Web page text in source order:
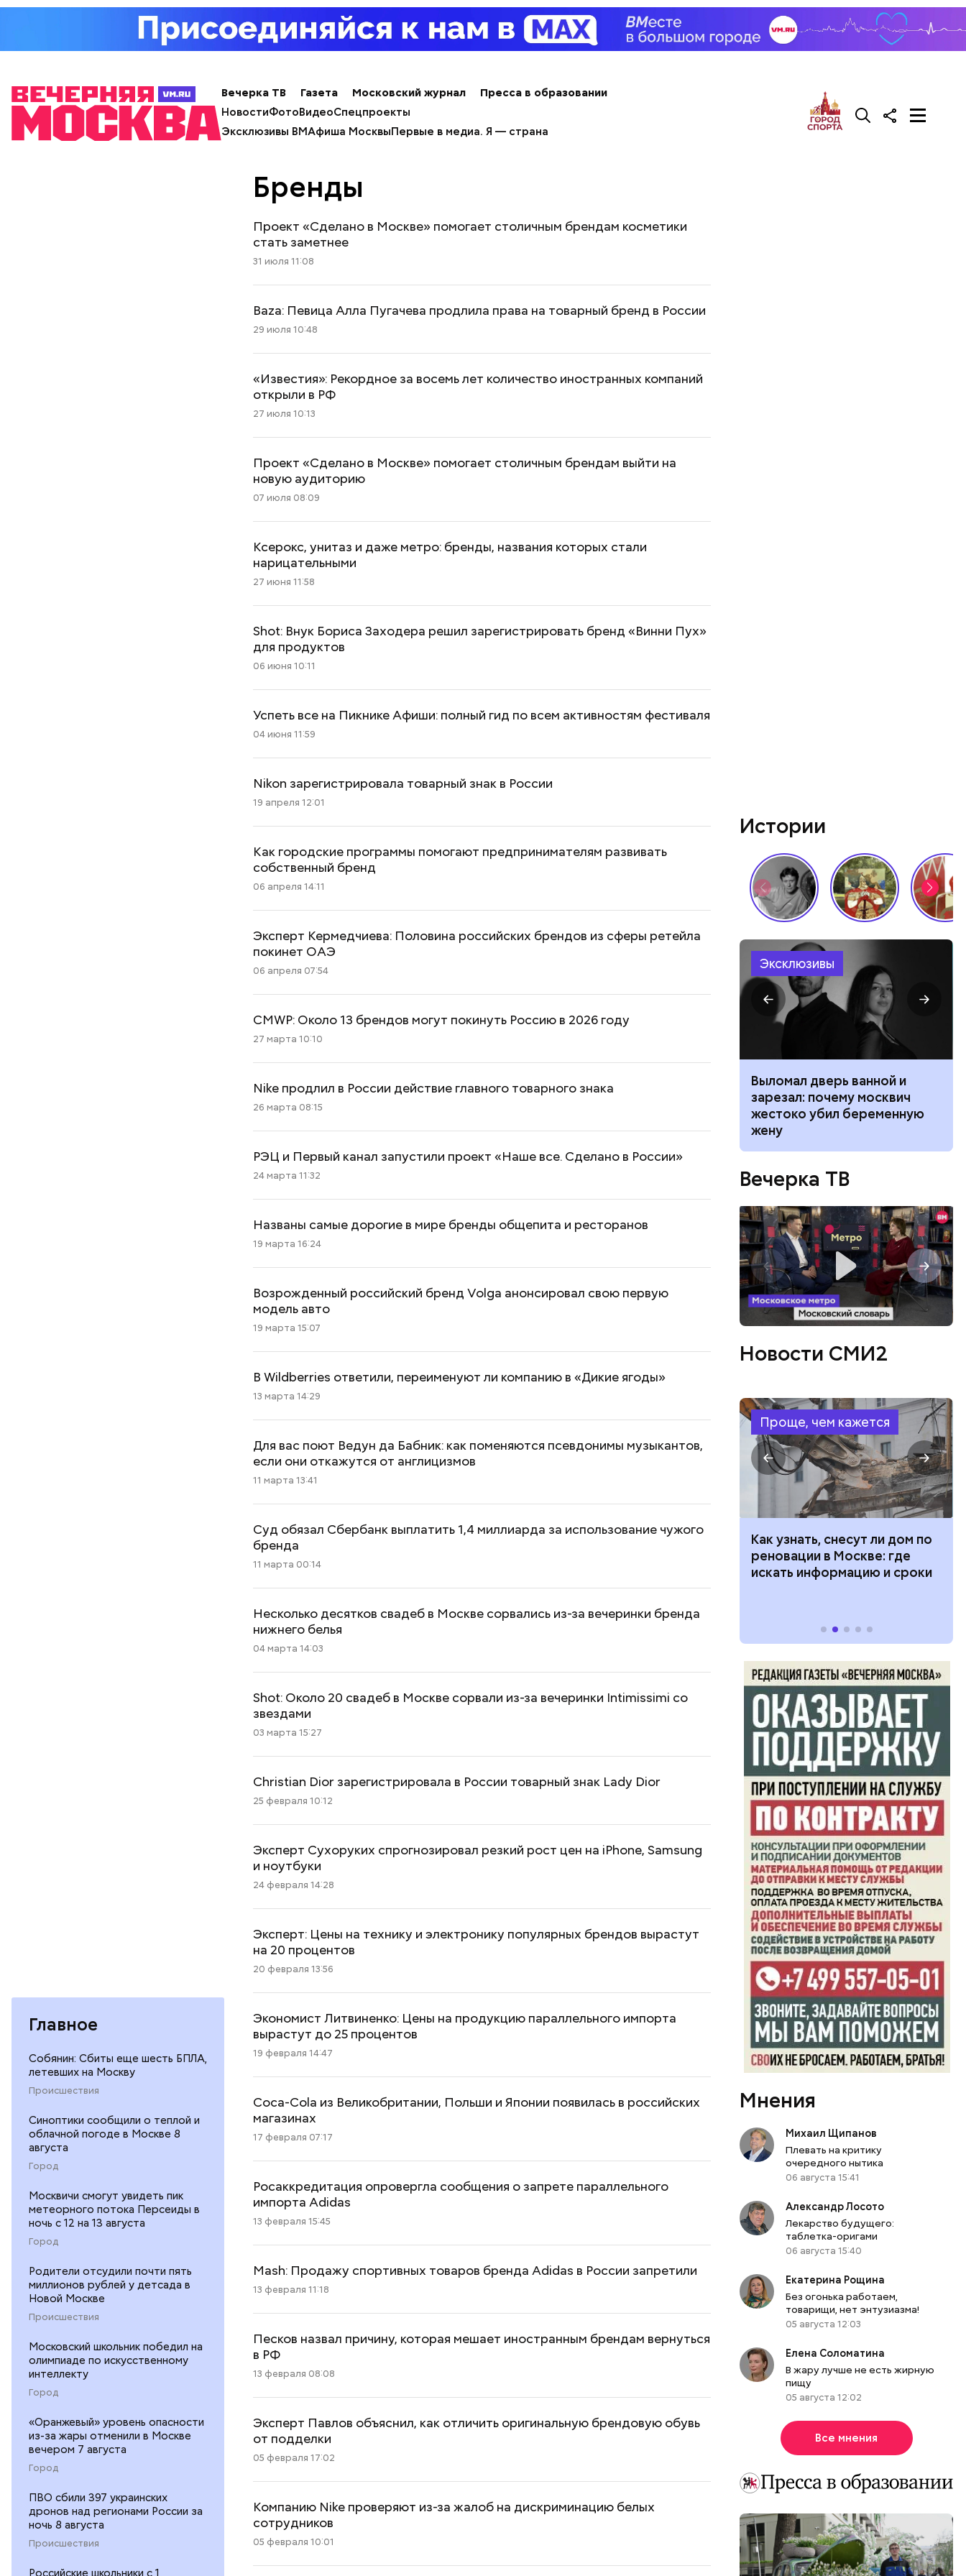
Вечерка ТВ Газета Московский журнал
Пресса в образовании
НовостиФотоВидеоСпецпроекты
Эксклюзивы ВМАфиша МосквыПервые в медиа. Я — страна
Главное
Собянин: Сбиты еще шесть БПЛА,
летевших на Москву
Происшествия
Синоптики сообщили о теплой и
облачной погоде в Москве 8
августа
Город
Москвичи смогут увидеть пик
метеорного потока Персеиды в
ночь с 12 на 13 августа
Город
Родители отсудили почти пять
миллионов рублей у детсада в
Новой Москве
Происшествия
Московский школьник победил на
олимпиаде по искусственному
интеллекту
Город
«Оранжевый» уровень опасности
из-за жары отменили в Москве
вечером 7 августа
Город
ПВО сбили 397 украинских
дронов над регионами России за
ночь 8 августа
Происшествия
Бренды
Проект «Сделано в Москве» помогает столичным брендам косметики
стать заметнее
31 июля 11:08
Baza: Певица Алла Пугачева продлила права на товарный бренд в России
29 июля 10:48
«Известия»: Рекордное за восемь лет количество иностранных компаний
открыли в РФ
27 июля 10:13
Проект «Сделано в Москве» помогает столичным брендам выйти на
новую аудиторию
07 июля 08:09
Ксерокс, унитаз и даже метро: бренды, названия которых стали
нарицательными
27 июня 11:58
Shot: Внук Бориса Заходера решил зарегистрировать бренд «Винни Пух»
для продуктов
06 июня 10:11
Успеть все на Пикнике Афиши: полный гид по всем активностям фестиваля
04 июня 11:59
Nikon зарегистрировала товарный знак в России
19 апреля 12:01
Как городские программы помогают предпринимателям развивать
собственный бренд
06 апреля 14:11
Эксперт Кермедчиева: Половина российских брендов из сферы ретейла
покинет ОАЭ
06 апреля 07:54
CMWP: Около 13 брендов могут покинуть Россию в 2026 году
27 марта 10:10
Nike продлил в России действие главного товарного знака
26 марта 08:15
РЭЦ и Первый канал запустили проект «Наше все. Сделано в России»
24 марта 11:32
Названы самые дорогие в мире бренды общепита и ресторанов
19 марта 16:24
Возрожденный российский бренд Volga анонсировал свою первую
модель авто
19 марта 15:07
В Wildberries ответили, переименуют ли компанию в «Дикие ягоды»
13 марта 14:29
Для вас поют Ведун да Бабник: как поменяются псевдонимы музыкантов,
если они откажутся от англицизмов
11 марта 13:41
Суд обязал Сбербанк выплатить 1,4 миллиарда за использование чужого
бренда
11 марта 00:14
Несколько десятков свадеб в Москве сорвались из-за вечеринки бренда
нижнего белья
04 марта 14:03
Shot: Около 20 свадеб в Москве сорвали из-за вечеринки Intimissimi со
звездами
03 марта 15:27
Christian Dior зарегистрировала в России товарный знак Lady Dior
25 февраля 10:12
Эксперт Сухоруких спрогнозировал резкий рост цен на iPhone, Samsung
и ноутбуки
24 февраля 14:28
Эксперт: Цены на технику и электронику популярных брендов вырастут
на 20 процентов
20 февраля 13:56
Экономист Литвиненко: Цены на продукцию параллельного импорта
вырастут до 25 процентов
19 февраля 14:47
Coca-Cola из Великобритании, Польши и Японии появилась в российских
магазинах
17 февраля 07:17
Росаккредитация опровергла сообщения о запрете параллельного
импорта Adidas
13 февраля 15:45
Mash: Продажу спортивных товаров бренда Adidas в России запретили
13 февраля 11:18
Песков назвал причину, которая мешает иностранным брендам вернуться
в РФ
13 февраля 08:08
Эксперт Павлов объяснил, как отличить оригинальную брендовую обувь
от подделки
05 февраля 17:02
Компанию Nike проверяют из-за жалоб на дискриминацию белых
сотрудников
05 февраля 10:01
Истории
Эксклюзивы
Дебошир и «гроза»
силовиков: кто такой Роберт
освободить США
украшу: тренды маникюра в
Выломал дверь ванной и
зарезал: почему москвич
жестоко убил беременную
жену
Вечерка ТВ
Новости СМИ2
Проще, чем кажется
Как поменять батареи дома и
Как получить до 100 тысяч
претендовать и какие нужны
Как узнать, снесут ли дом по
реновации в Москве: где
искать информацию и сроки
Мнения
Михаил Щипанов
Плевать на критику
очередного нытика
06 августа 15:41
Александр Лосото
Лекарство будущего:
таблетка-оригами
06 августа 15:40
Екатерина Рощина
Без огонька работаем,
товарищи, нет энтузиазма!
05 августа 12:03
Елена Соломатина
В жару лучше не есть жирную
пищу
05 августа 12:02
Все мнения